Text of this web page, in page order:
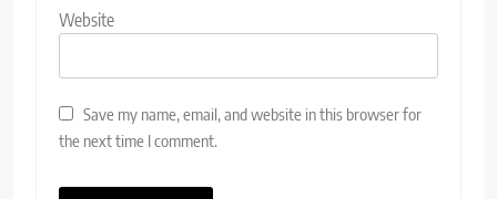
Website
Save my name, email, and website in this browser for
the next time I comment.